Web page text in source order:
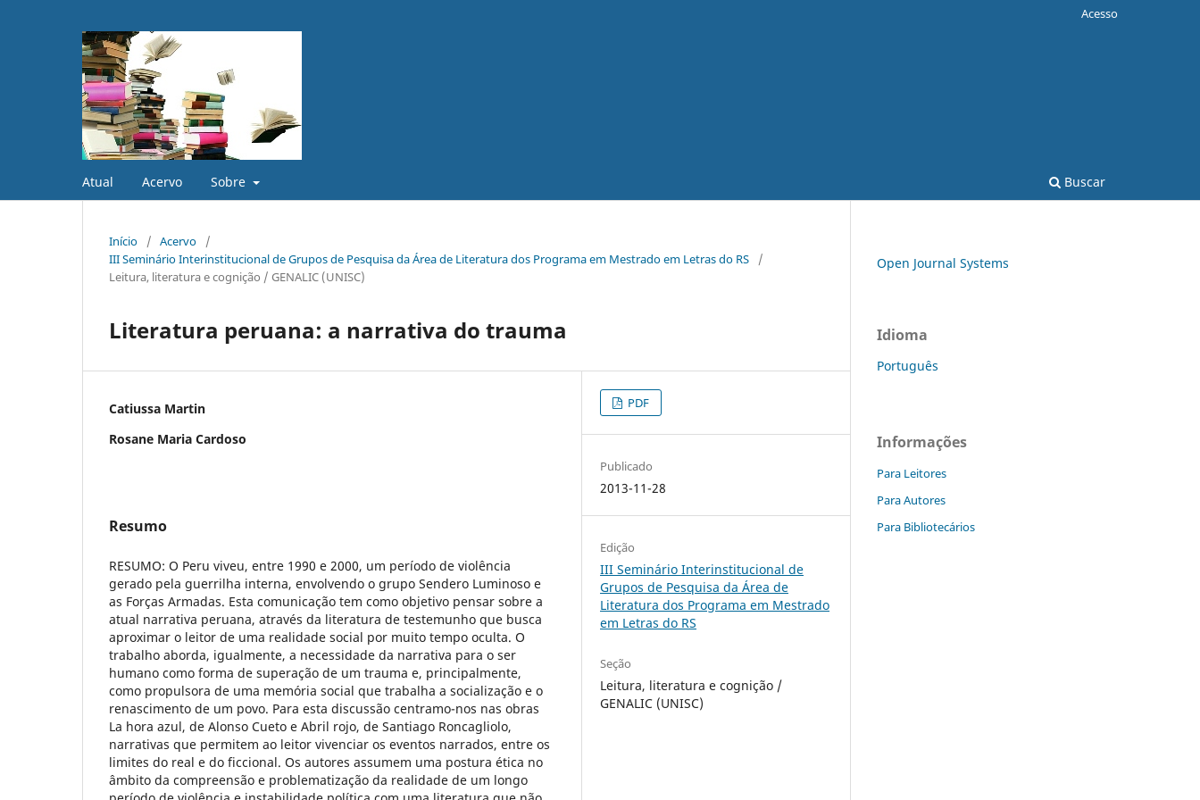
Atual Acervo Sobre Buscar
Acesso
Início / Acervo
/
III Seminário Interinstitucional de Grupos de Pesquisa da Área de Literatura dos Programa em Mestrado em Letras do RS
/
Leitura, literatura e cognição / GENALIC (UNISC)
Literatura peruana: a narrativa do trauma
Catiussa Martin
Rosane Maria Cardoso
Resumo
RESUMO: O Peru viveu, entre 1990 e 2000, um período de violência
gerado pela guerrilha interna, envolvendo o grupo Sendero Luminoso e
as Forças Armadas. Esta comunicação tem como objetivo pensar sobre a
atual narrativa peruana, através da literatura de testemunho que busca
aproximar o leitor de uma realidade social por muito tempo oculta. O
trabalho aborda, igualmente, a necessidade da narrativa para o ser
humano como forma de superação de um trauma e, principalmente,
como propulsora de uma memória social que trabalha a socialização e o
renascimento de um povo. Para esta discussão centramo-nos nas obras
La hora azul, de Alonso Cueto e Abril rojo, de Santiago Roncagliolo,
narrativas que permitem ao leitor vivenciar os eventos narrados, entre os
limites do real e do ficcional. Os autores assumem uma postura ética no
âmbito da compreensão e problematização da realidade de um longo
PDF
Publicado
2013-11-28
Edição
III Seminário Interinstitucional de
Grupos de Pesquisa da Área de
Literatura dos Programa em Mestrado
em Letras do RS
Seção
Leitura, literatura e cognição /
GENALIC (UNISC)
Open Journal Systems
Idioma
Português
Informações
Para Leitores
Para Autores
Para Bibliotecários